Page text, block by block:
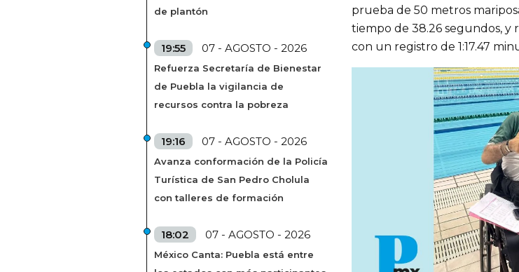
de plantón
19:55 07 - AGOSTO - 2026
Refuerza Secretaría de Bienestar
de Puebla la vigilancia de
recursos contra la pobreza
19:16 07 - AGOSTO - 2026
Avanza conformación de la Policía
Turística de San Pedro Cholula
con talleres de formación
18:02 07 - AGOSTO - 2026
México Canta: Puebla está entre
prueba de 50 metros
tiempo de 38.26 segundos, y
con un registro de 1:17.47